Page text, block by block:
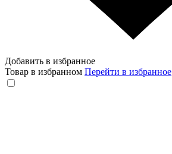
Добавить в избранное
Товар в избранном Перейти в избранное